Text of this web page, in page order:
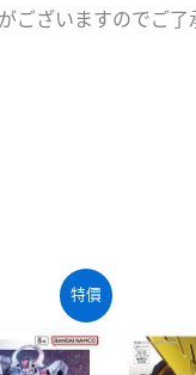
ございますのでご了
特價